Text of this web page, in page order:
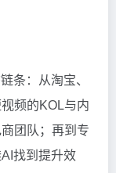
条：从淘宝、
频的KOL与内
团队；再到专
找到提升效